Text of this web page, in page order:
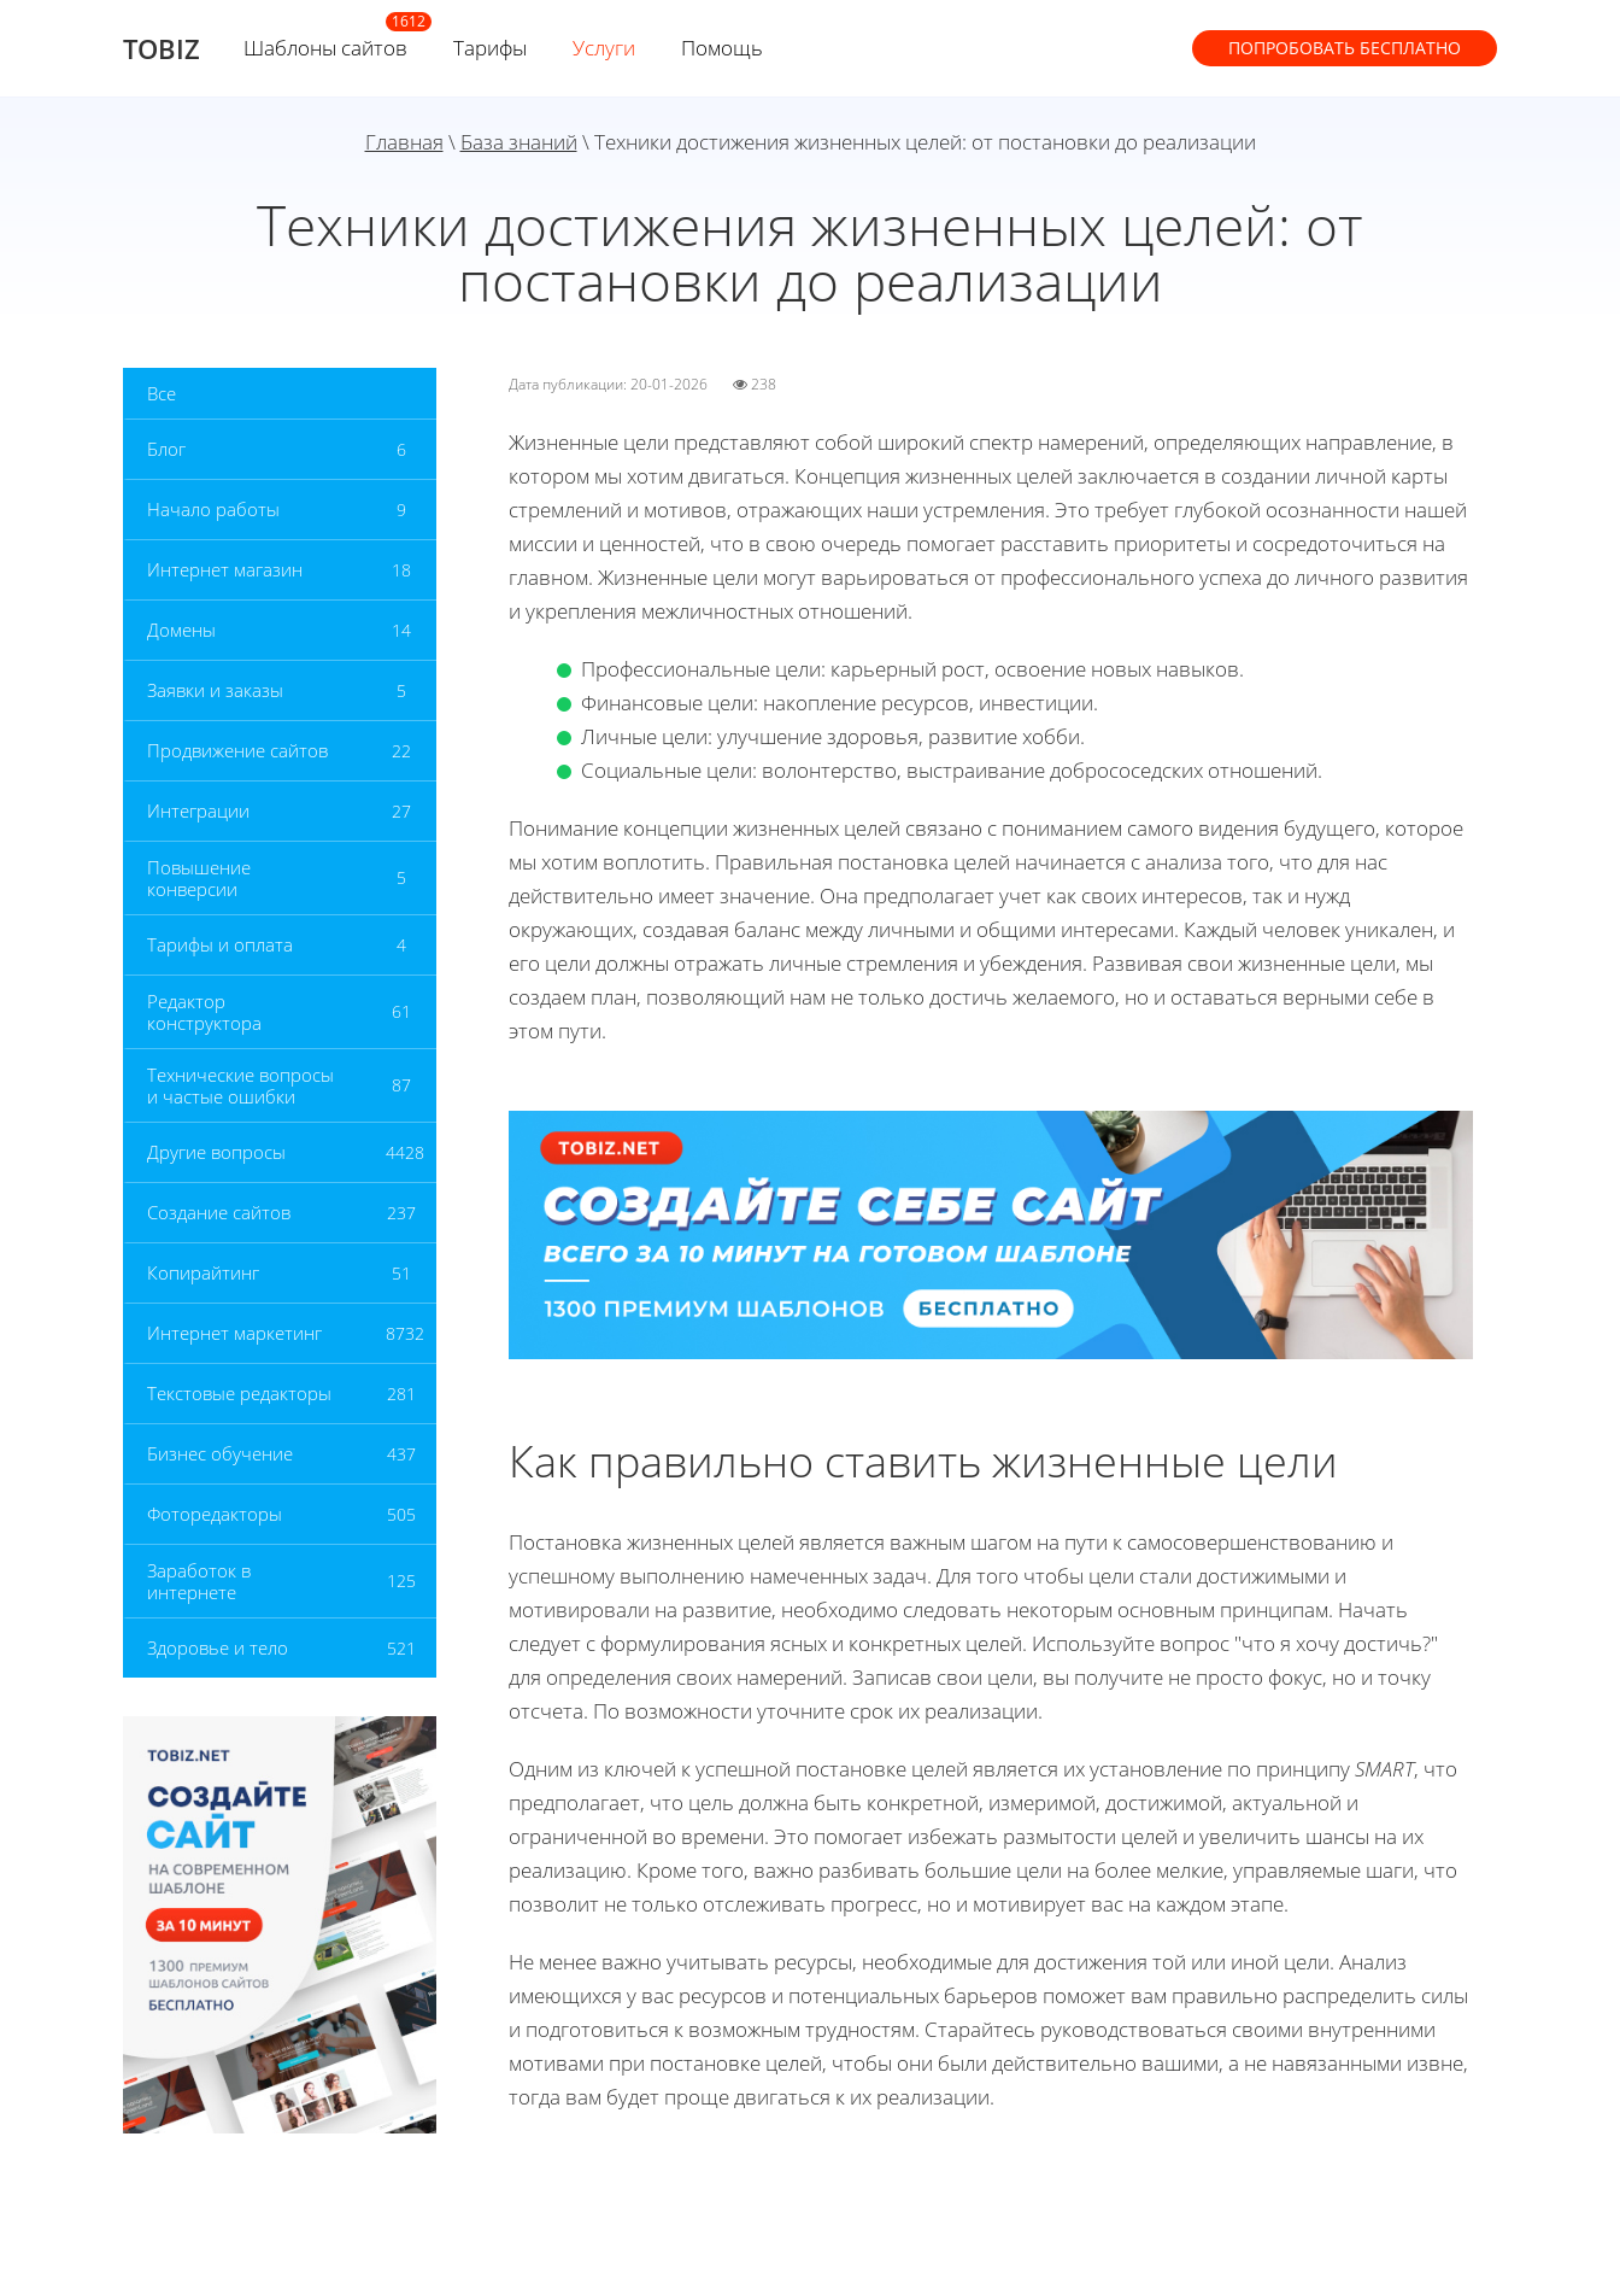
TOBIZ Шаблоны сайтов Тарифы Услуги Помощь ПОПРОБОВАТЬ БЕСПЛАТНО
Главная \ База знаний \ Техники достижения жизненных целей: от постановки до реализации
Техники достижения жизненных целей: от
постановки до реализации
Все
Блог 6
Начало работы 9
Интернет магазин 18
Домены 14
Заявки и заказы 5
Продвижение сайтов 22
Интеграции 27
Повышение
конверсии
5
Тарифы и оплата 4
Редактор
конструктора
61
Технические вопросы
и частые ошибки
87
Другие вопросы 4428
Создание сайтов 237
Копирайтинг 51
Интернет маркетинг 8732
Текстовые редакторы 281
Бизнес обучение 437
Фоторедакторы 505
Заработок в
интернете
125
Здоровье и тело 521
Дата публикации: 20-01-2026 238
Жизненные цели представляют собой широкий спектр намерений, определяющих направление, в
котором мы хотим двигаться. Концепция жизненных целей заключается в создании личной карты
стремлений и мотивов, отражающих наши устремления. Это требует глубокой осознанности нашей
миссии и ценностей, что в свою очередь помогает расставить приоритеты и сосредоточиться на
главном. Жизненные цели могут варьироваться от профессионального успеха до личного развития
и укрепления межличностных отношений.
Профессиональные цели: карьерный рост, освоение новых навыков.
Финансовые цели: накопление ресурсов, инвестиции.
Личные цели: улучшение здоровья, развитие хобби.
Социальные цели: волонтерство, выстраивание добрососедских отношений.
Понимание концепции жизненных целей связано с пониманием самого видения будущего, которое
мы хотим воплотить. Правильная постановка целей начинается с анализа того, что для нас
действительно имеет значение. Она предполагает учет как своих интересов, так и нужд
окружающих, создавая баланс между личными и общими интересами. Каждый человек уникален, и
его цели должны отражать личные стремления и убеждения. Развивая свои жизненные цели, мы
создаем план, позволяющий нам не только достичь желаемого, но и оставаться верными себе в
этом пути.
Как правильно ставить жизненные цели
Постановка жизненных целей является важным шагом на пути к самосовершенствованию и
успешному выполнению намеченных задач. Для того чтобы цели стали достижимыми и
мотивировали на развитие, необходимо следовать некоторым основным принципам. Начать
следует с формулирования ясных и конкретных целей. Используйте вопрос "что я хочу достичь?"
для определения своих намерений. Записав свои цели, вы получите не просто фокус, но и точку
отсчета. По возможности уточните срок их реализации.
Одним из ключей к успешной постановке целей является их установление по принципуSMART, что
предполагает, что цель должна быть конкретной, измеримой, достижимой, актуальной и
ограниченной во времени. Это помогает избежать размытости целей и увеличить шансы на их
реализацию. Кроме того, важно разбивать большие цели на более мелкие, управляемые шаги, что
позволит не только отслеживать прогресс, но и мотивирует вас на каждом этапе.
Не менее важно учитывать ресурсы, необходимые для достижения той или иной цели. Анализ
имеющихся у вас ресурсов и потенциальных барьеров поможет вам правильно распределить силы
и подготовиться к возможным трудностям. Старайтесь руководствоваться своими внутренними
мотивами при постановке целей, чтобы они были действительно вашими, а не навязанными извне,
тогда вам будет проще двигаться к их реализации.